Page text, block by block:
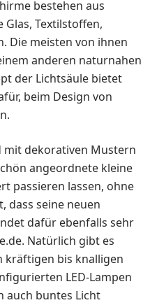
bestehen aus
Textilstoffen,
Die meisten von ihnen
anderen naturnahen
der Lichtsäule bietet
beim Design von
mit dekorativen Mustern
angeordnete kleine
passieren lassen, ohne
dass seine neuen
dafür ebenfalls sehr
Natürlich gibt es
kräftigen bis knalligen
LED-Lampen
auch buntes Licht